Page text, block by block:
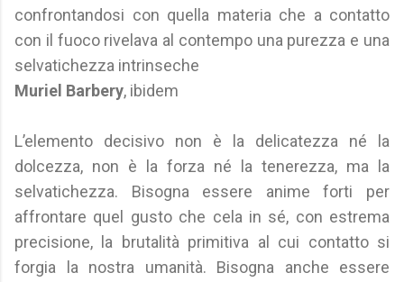
confrontandosi con quella materia che a contatto
con il fuoco rivelava al contempo una purezza e una
selvatichezza intrinseche
Muriel Barbery, ibidem
L’elemento decisivo non è la delicatezza né la
dolcezza, non è la forza né la tenerezza, ma la
selvatichezza. Bisogna essere anime forti per
affrontare quel gusto che cela in sé, con estrema
precisione, la brutalità primitiva al cui contatto si
forgia la nostra umanità. Bisogna anche essere